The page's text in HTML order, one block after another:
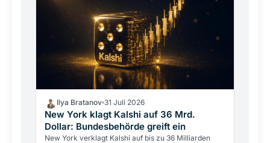
Ilya Bratanov 31 Juli 2026
New York klagt Kalshi auf 36 Mrd.
Dollar: Bundesbehörde greift ein
New York verklagt Kalshi auf bis zu 36 Milliarden